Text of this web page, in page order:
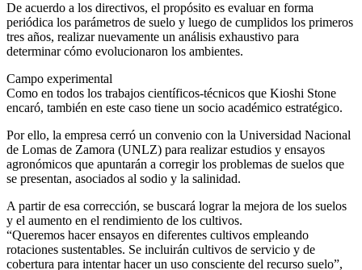
De acuerdo a los directivos, el propósito es evaluar en forma
periódica los parámetros de suelo y luego de cumplidos los primeros
tres años, realizar nuevamente un análisis exhaustivo para
determinar cómo evolucionaron los ambientes.
Campo experimental
Como en todos los trabajos científicos-técnicos que Kioshi Stone
encaró, también en este caso tiene un socio académico estratégico.
Por ello, la empresa cerró un convenio con la Universidad Nacional
de Lomas de Zamora (UNLZ) para realizar estudios y ensayos
agronómicos que apuntarán a corregir los problemas de suelos que
se presentan, asociados al sodio y la salinidad.
A partir de esa corrección, se buscará lograr la mejora de los suelos
y el aumento en el rendimiento de los cultivos.
“Queremos hacer ensayos en diferentes cultivos empleando
rotaciones sustentables. Se incluirán cultivos de servicio y de
cobertura para intentar hacer un uso consciente del recurso suelo”,